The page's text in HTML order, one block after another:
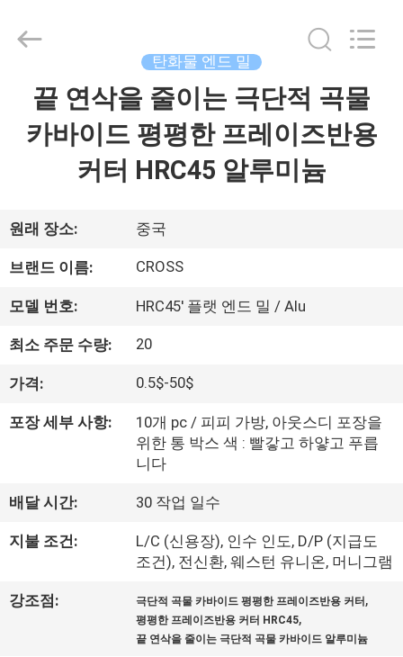
소
개
회
공
장
어
2026
Reserved.
탄화물 엔드 밀
끝 연삭을 줄이는 극단적 곡물
카바이드 평평한 프레이즈반용
커터 HRC45 알루미늄
원래 장소: 중국
브랜드 이름: CROSS
모델 번호: HRC45' 플랫 엔드 밀 / Alu
최소 주문 수량: 20
가격: 0.5$-50$
포장 세부 사항:
10개 pc / 피피 가방, 아웃스디 포장을
위한 통 박스 색 : 빨갛고 하얗고 푸릅
니다
배달 시간: 30 작업 일수
지불 조건:
L/C (신용장), 인수 인도, D/P (지급도
조건), 전신환, 웨스턴 유니온, 머니그램
강조점: 극단적 곡물 카바이드 평평한 프레이즈반용 커터 ,
평평한 프레이즈반용 커터 HRC45,
끝 연삭을 줄이는 극단적 곡물 카바이드 알루미늄